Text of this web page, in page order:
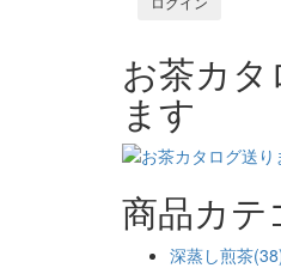
お茶カタ
ます
商品カテ
深蒸し煎茶